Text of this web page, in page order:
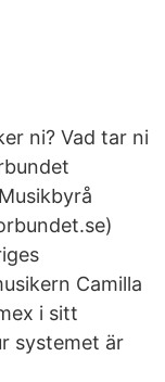
ni? Vad tar ni
Camilla
i sitt
systemet är